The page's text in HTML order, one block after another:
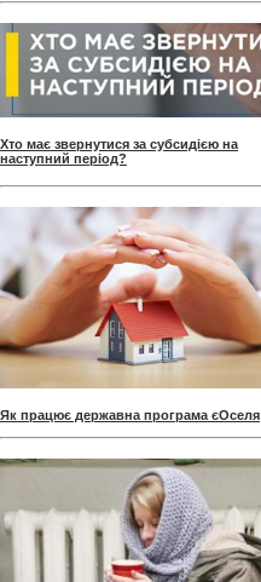
Хто має звернутися за субсидією на
наступний період?
Як працює державна програма єОселя